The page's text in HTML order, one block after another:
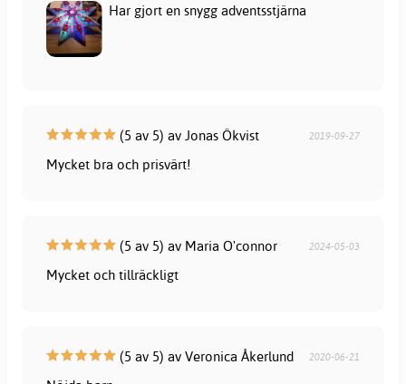
Har gjort en snygg adventsstjärna
(5 av 5) av Jonas Ökvist 2019-09-27
Mycket bra och prisvärt!
(5 av 5) av Maria O'connor 2024-05-03
Mycket och tillräckligt
(5 av 5) av Veronica Åkerlund 2020-06-21